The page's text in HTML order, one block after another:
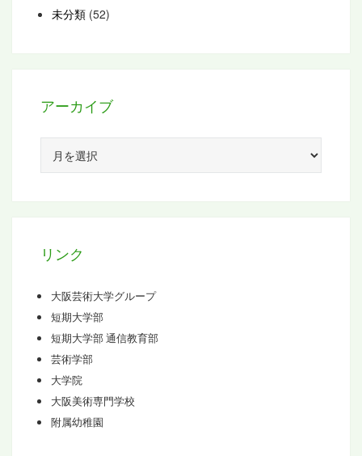
未分類 (52)
アーカイブ
カ
リンク
大阪芸術大学グループ
短期大学部
短期大学部 通信教育部
芸術学部
大学院
大阪美術専門学校
附属幼稚園